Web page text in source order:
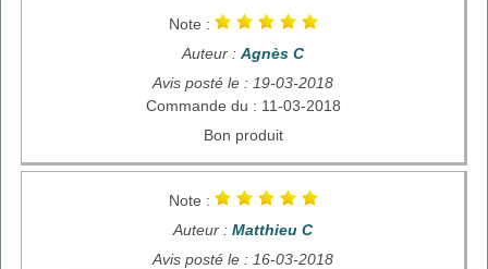
Note :
Auteur : Agnès C
Avis posté le : 19-03-2018
Commande du : 11-03-2018
Bon produit
Note :
Auteur : Matthieu C
Avis posté le : 16-03-2018